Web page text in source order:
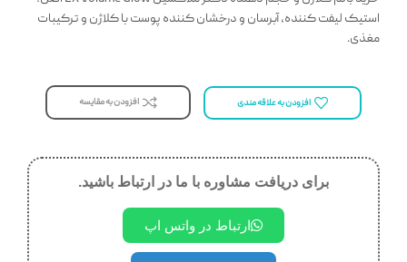
استیک لیفت کننده، آبرسان و درخشان کننده پوست با کلاژن و ترکیبات
مغذی.
افزودن به علاقه مندی افزودن به مقایسه
برای دریافت مشاوره با ما در ارتباط باشید.
ارتباط در واتس اپ